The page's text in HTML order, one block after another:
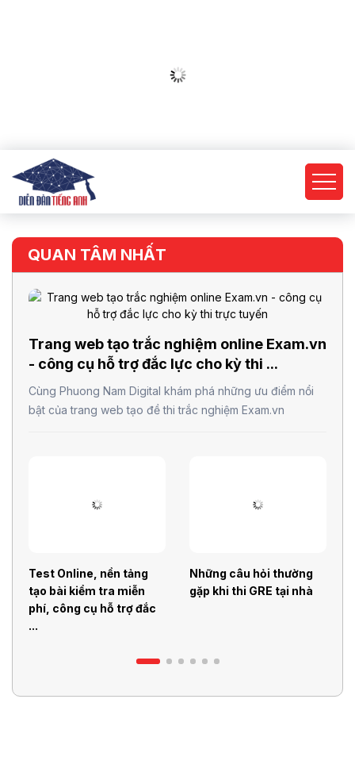
QUAN TÂM NHẤT
Trang web tạo trắc nghiệm online Exam.vn
- công cụ hỗ trợ đắc lực cho kỳ thi ...
Cùng Phuong Nam Digital khám phá những ưu điểm nổi
bật của trang web tạo đề thi trắc nghiệm Exam.vn
Online, nền tảng
kiểm tra miễn
công cụ hỗ trợ đắc
Những câu hỏi thường
gặp khi thi GRE tại nhà
Phương
thi SAT